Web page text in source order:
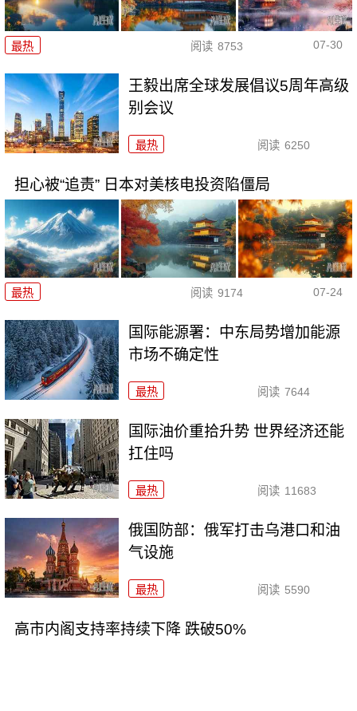
最热 阅读 8753 07-30
王毅出席全球发展倡议5周年高级
别会议
最热 阅读 6250
担心被“追责” 日本对美核电投资陷僵局
最热 阅读 9174 07-24
国际能源署：中东局势增加能源
市场不确定性
最热 阅读 7644
国际油价重拾升势 世界经济还能
扛住吗
最热 阅读 11683
俄国防部：俄军打击乌港口和油
气设施
最热 阅读 5590
高市内阁支持率持续下降 跌破50%